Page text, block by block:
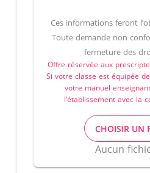
Ces informations feront
Toute demande non
fermeture des
Offre réservée aux
Si votre classe est équipée
votre manuel
l’établissement avec la
CHOISIR UN
Aucun